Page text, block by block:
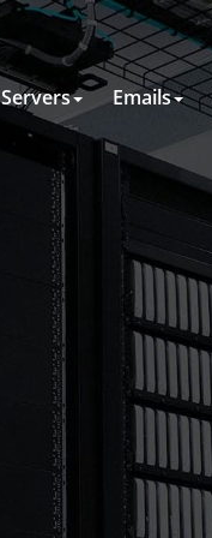
Servers Emails